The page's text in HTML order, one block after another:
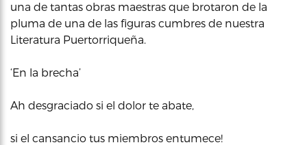
una de tantas obras maestras que brotaron de la
pluma de una de las figuras cumbres de nuestra
Literatura Puertorriqueña.
‘En la brecha’
Ah desgraciado si el dolor te abate,
si el cansancio tus miembros entumece!